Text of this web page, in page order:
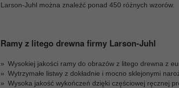
Larson-Juhl można znaleźć ponad 450 różnych wzorów.
Ramy z litego drewna firmy Larson-Juhl
Wysokiej jakości ramy do obrazów z litego drewna z
Wytrzymałe listwy z dokładnie i mocno sklejonymi
Wysoka jakość wykończeń dzięki częściowej ręcznej